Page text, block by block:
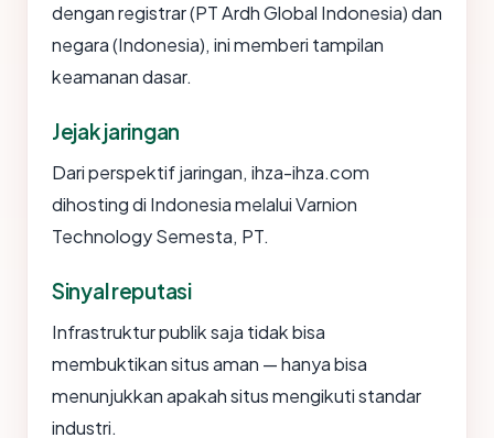
dengan registrar (PT Ardh Global Indonesia) dan
negara (Indonesia), ini memberi tampilan
keamanan dasar.
Jejak jaringan
Dari perspektif jaringan, ihza-ihza.com
dihosting di Indonesia melalui Varnion
Technology Semesta, PT.
Sinyal reputasi
Infrastruktur publik saja tidak bisa
membuktikan situs aman — hanya bisa
menunjukkan apakah situs mengikuti standar
industri.